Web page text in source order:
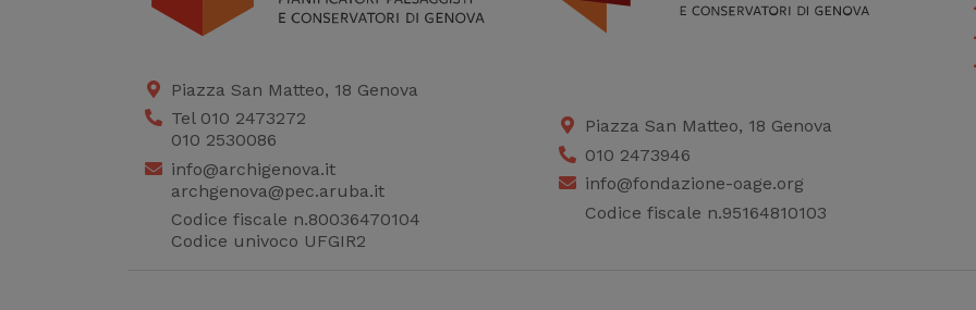
Piazza San Matteo, 18 Genova
Tel 010 2473272
010 2530086
info@archigenova.it
archgenova@pec.aruba.it
Codice fiscale n.80036470104
Codice univoco UFGIR2
Piazza San Matteo, 18 Genova
010 2473946
info@fondazione-oage.org
Codice fiscale n.95164810103